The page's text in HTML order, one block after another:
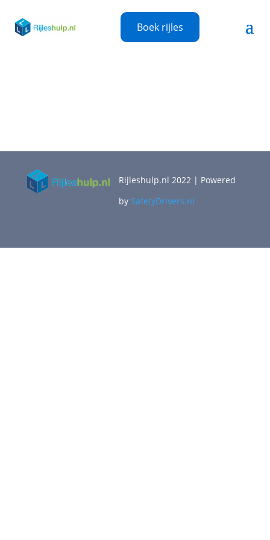
Boek rijles
Rijleshulp.nl 2022 | Powered
by SafetyDrivers.nl